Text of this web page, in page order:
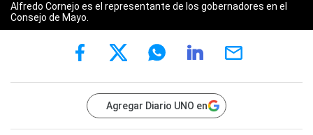
Alfredo Cornejo es el representante de los gobernadores en el
Consejo de Mayo.
Agregar Diario UNO en